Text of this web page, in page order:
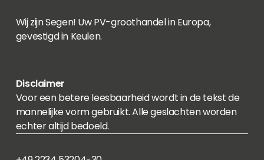
Wij zijn Segen! Uw PV-groothandel in Europa,
gevestigd in Keulen.
Disclaimer
Voor een betere leesbaarheid wordt in de tekst de
mannelijke vorm gebruikt. Alle geslachten worden
echter altijd bedoeld.